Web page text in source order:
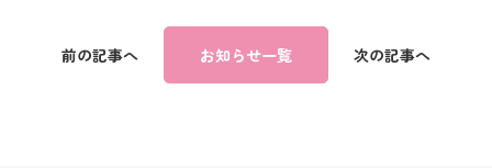
前の記事へ お知らせ一覧 次の記事へ